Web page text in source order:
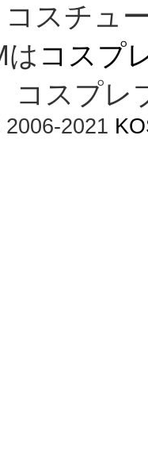
コスチュ
は コスプ
コスプレ
2021